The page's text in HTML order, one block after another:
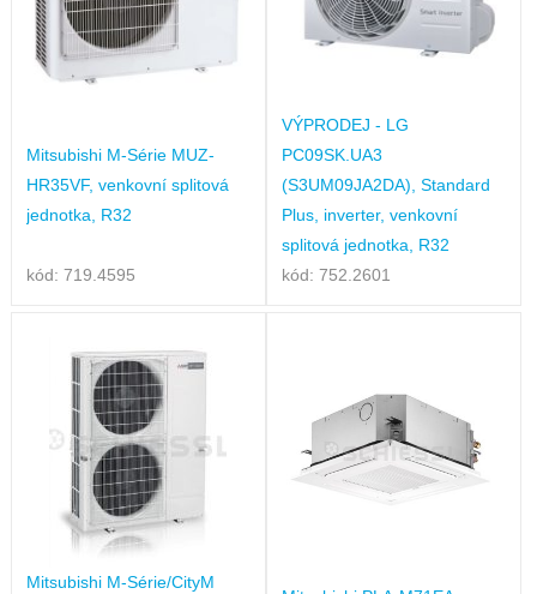
Mitsubishi M-Série MUZ-
HR35VF, venkovní splitová
jednotka, R32
kód: 719.4595
VÝPRODEJ - LG
PC09SK.UA3
(S3UM09JA2DA), Standard
Plus, inverter, venkovní
splitová jednotka, R32
kód: 752.2601
Mitsubishi M-Série/CityM